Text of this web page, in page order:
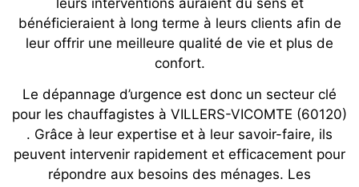
leurs interventions auraient du sens et
bénéficieraient à long terme à leurs clients afin de
leur offrir une meilleure qualité de vie et plus de
confort.
Le dépannage d’urgence est donc un secteur clé
pour les chauffagistes à VILLERS-VICOMTE (60120)
. Grâce à leur expertise et à leur savoir-faire, ils
peuvent intervenir rapidement et efficacement pour
répondre aux besoins des ménages. Les